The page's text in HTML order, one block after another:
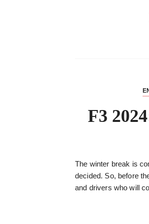
F3
The winter break is
decided. So, before
and drivers who will